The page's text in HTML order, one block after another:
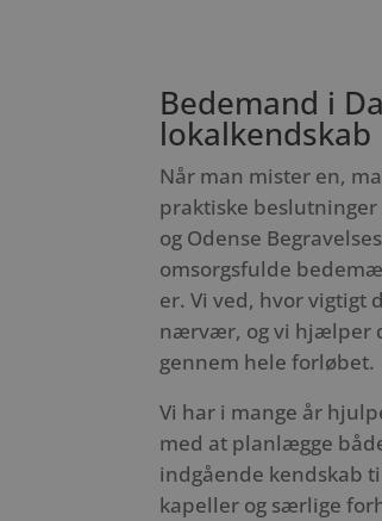
Bedemand i
lokalkendskab
Når man mister en,
praktiske
og Odense
omsorgsfulde
er. Vi ved, hvor vigtigt
nærvær, og vi hjælper
gennem hele forløbet.
Vi har i mange år
med at planlægge
indgående kendskab
kapeller og særlige